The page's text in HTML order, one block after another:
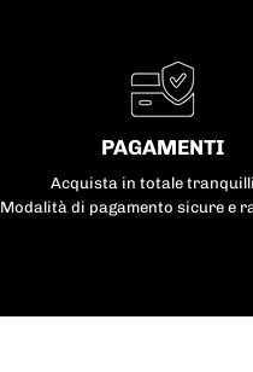
PAGAMENTI
Acquista in totale
Modalità di pagamento sicure e